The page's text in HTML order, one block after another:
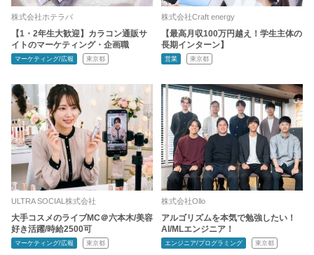
株式会社ホテラバ
【1・2年生大歓迎】カラコン通販サ
イトのマーケティング・企画職
マーケティング/広報 東京都
株式会社Craft energy
【最高月収100万円越え！学生主体の
長期インターン】
営業 東京都
ULTRA SOCIAL株式会社
大手コスメのライブMC＠六本木/美容
好き活躍/時給2500可
マーケティング/広報 東京都
株式会社Ollo
アルゴリズムを本気で勉強したい！
AI/MLエンジニア！
エンジニア/プログラミング 東京都